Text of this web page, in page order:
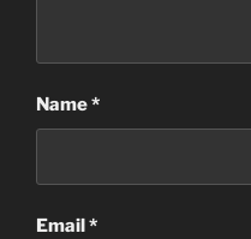
Name*
Email*